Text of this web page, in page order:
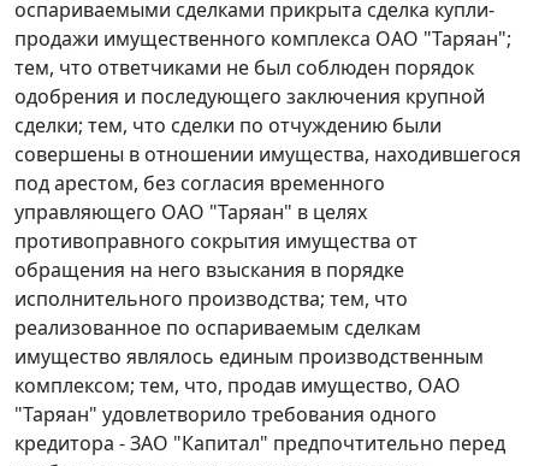
оспариваемыми сделками прикрыта сделка купли-
продажи имущественного комплекса ОАО "Таряан";
тем, что ответчиками не был соблюден порядок
одобрения и последующего заключения крупной
сделки; тем, что сделки по отчуждению были
совершены в отношении имущества, находившегося
под арестом, без согласия временного
управляющего ОАО "Таряан" в целях
противоправного сокрытия имущества от
обращения на него взыскания в порядке
исполнительного производства; тем, что
реализованное по оспариваемым сделкам
имущество являлось единым производственным
комплексом; тем, что, продав имущество, ОАО
"Таряан" удовлетворило требования одного
кредитора - ЗАО "Капитал" предпочтительно перед